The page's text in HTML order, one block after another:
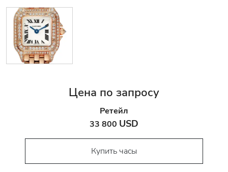
Цена по запросу
Ретейл
33 800 USD
Купить часы